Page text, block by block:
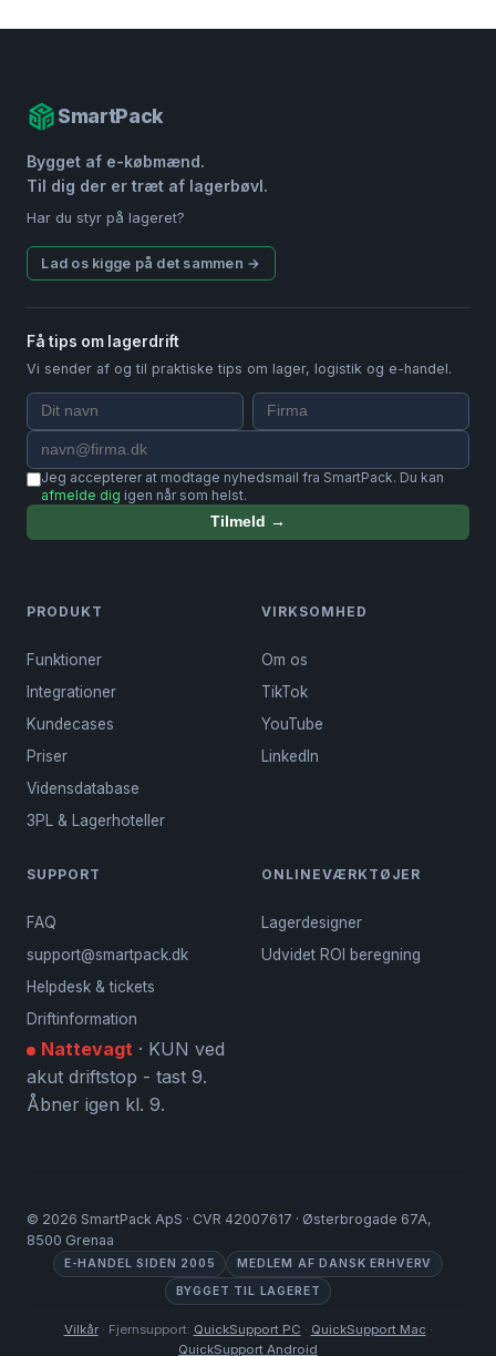
SmartPack
Bygget af e-købmænd.
Til dig der er træt af lagerbøvl.
Har du styr på lageret?
Lad os kigge på det sammen →
Få tips om lagerdrift
Vi sender af og til praktiske tips om lager, logistik og e-handel.
Jeg accepterer at modtage nyhedsmail fra SmartPack. Du kan
afmelde dig igen når som helst.
Tilmeld →
PRODUKT
Funktioner
Integrationer
Kundecases
Priser
Vidensdatabase
3PL & Lagerhoteller
VIRKSOMHED
Om os
TikTok
YouTube
LinkedIn
SUPPORT
FAQ
support@smartpack.dk
Helpdesk & tickets
Driftinformation
Nattevagt · KUN ved
akut driftstop - tast 9.
Åbner igen kl. 9.
ONLINEVÆRKTØJER
Lagerdesigner
Udvidet ROI beregning
© 2026 SmartPack ApS · CVR 42007617 · Østerbrogade 67A,
8500 Grenaa
E-HANDEL SIDEN 2005
MEDLEM AF DANSK ERHVERV
BYGGET TIL LAGERET
Vilkår· Fjernsupport: QuickSupport PC · QuickSupport Mac ·
QuickSupport Android